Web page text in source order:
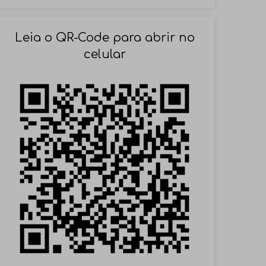
VOLTAR
Leia o QR-Code para abrir no
celular